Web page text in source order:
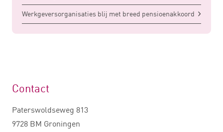
Werkgeversorganisaties blij met breed pensioenakkoord
Contact
Paterswoldseweg 813
9728 BM Groningen